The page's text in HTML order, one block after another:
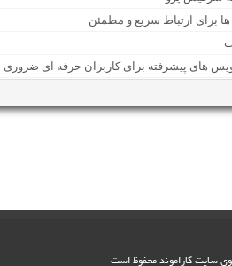
برای ارتباط سریع و مطمئن